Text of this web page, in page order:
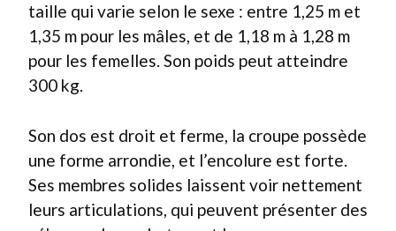
taille qui varie selon le sexe : entre 1,25 m et
1,35 m pour les mâles, et de 1,18 m à 1,28 m
pour les femelles. Son poids peut atteindre
300 kg.
Son dos est droit et ferme, la croupe possède
une forme arrondie, et l’encolure est forte.
Ses membres solides laissent voir nettement
leurs articulations, qui peuvent présenter des